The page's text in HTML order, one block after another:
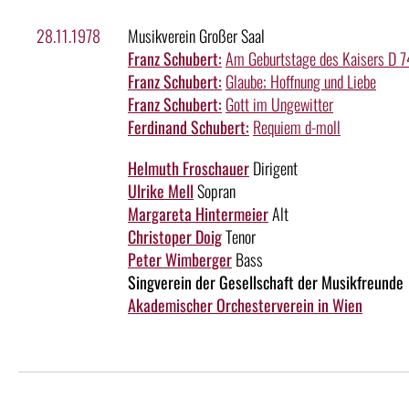
28.11.1978
Musikverein Großer Saal
Franz Schubert:Am Geburtstage des Kaisers D
Franz Schubert: Glaube; Hoffnung und Liebe
Franz Schubert: Gott im Ungewitter
Ferdinand Schubert: Requiem d-moll
Helmuth FroschauerDirigent
Ulrike MellSopran
Margareta HintermeierAlt
Christoper DoigTenor
Peter WimbergerBass
Singverein der Gesellschaft der Musikfreunde
Akademischer Orchesterverein in Wien